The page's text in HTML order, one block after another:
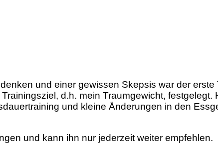
und einer gewissen Skepsis war der erste
d.h. mein Traumgewicht, festgelegt.
und kleine Änderungen in den
und kann ihn nur jederzeit weiter empfehlen.